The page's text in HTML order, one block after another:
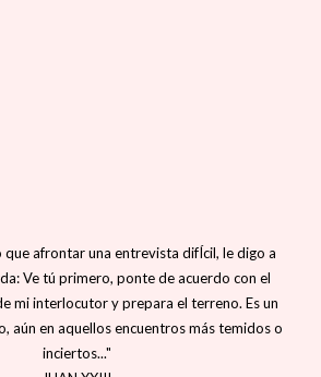
que afrontar una entrevista difÍcil, le digo a
Ve tú primero, ponte de acuerdo con el
mi interlocutor y prepara el terreno. Es un
aún en aquellos encuentros más temidos o
inciertos..."